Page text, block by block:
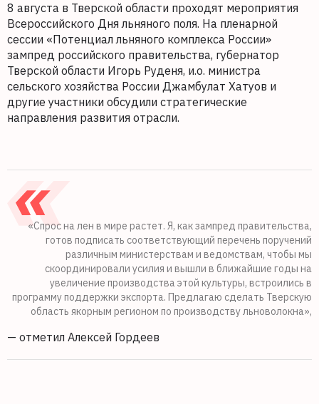
8 августа в Тверской области проходят мероприятия
Всероссийского Дня льняного поля. На пленарной
сессии «Потенциал льняного комплекса России»
зампред российского правительства, губернатор
Тверской области Игорь Руденя, и.о. министра
сельского хозяйства России Джамбулат Хатуов и
другие участники обсудили стратегические
направления развития отрасли.
«Спрос на лен в мире растет. Я, как зампред правительства,
готов подписать соответствующий перечень поручений
различным министерствам и ведомствам, чтобы мы
скоординировали усилия и вышли в ближайшие годы на
увеличение производства этой культуры, встроились в
программу поддержки экспорта. Предлагаю сделать Тверскую
область якорным регионом по производству льноволокна»,
— отметил Алексей Гордеев